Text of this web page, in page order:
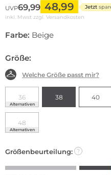
UVP69,99 48,99 Jetzt
inkl. Mwst zzgl. Versandkosten
Farbe: Beige
Größe:
Welche Größe passt mir?
36
Alternativen
38 40
48
Alternativen
Größenbeurteilung: ?